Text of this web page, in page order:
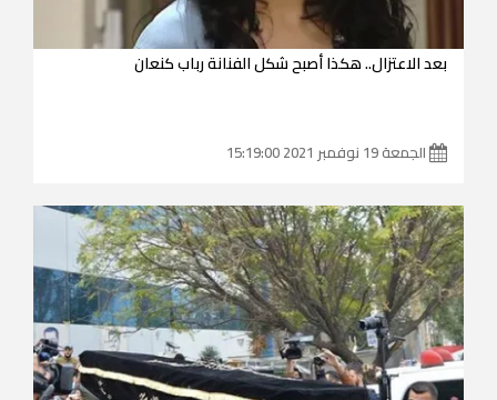
بعد الاعتزال.. هكذا أصبح شكل الفنانة رباب كنعان
الجمعة 19 نوفمبر 2021 15:19:00